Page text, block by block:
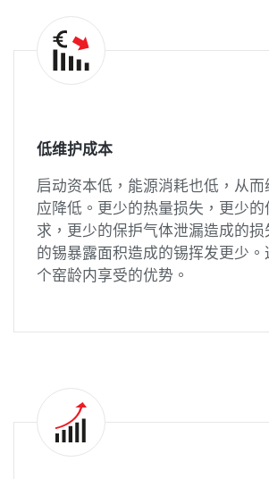
低维护成本
启动资本低，能源消耗也低，从
应降低。更少的热量损失，更少
求，更少的保护气体泄漏造成的
的锡暴露面积造成的锡挥发更少
个窑龄内享受的优势。